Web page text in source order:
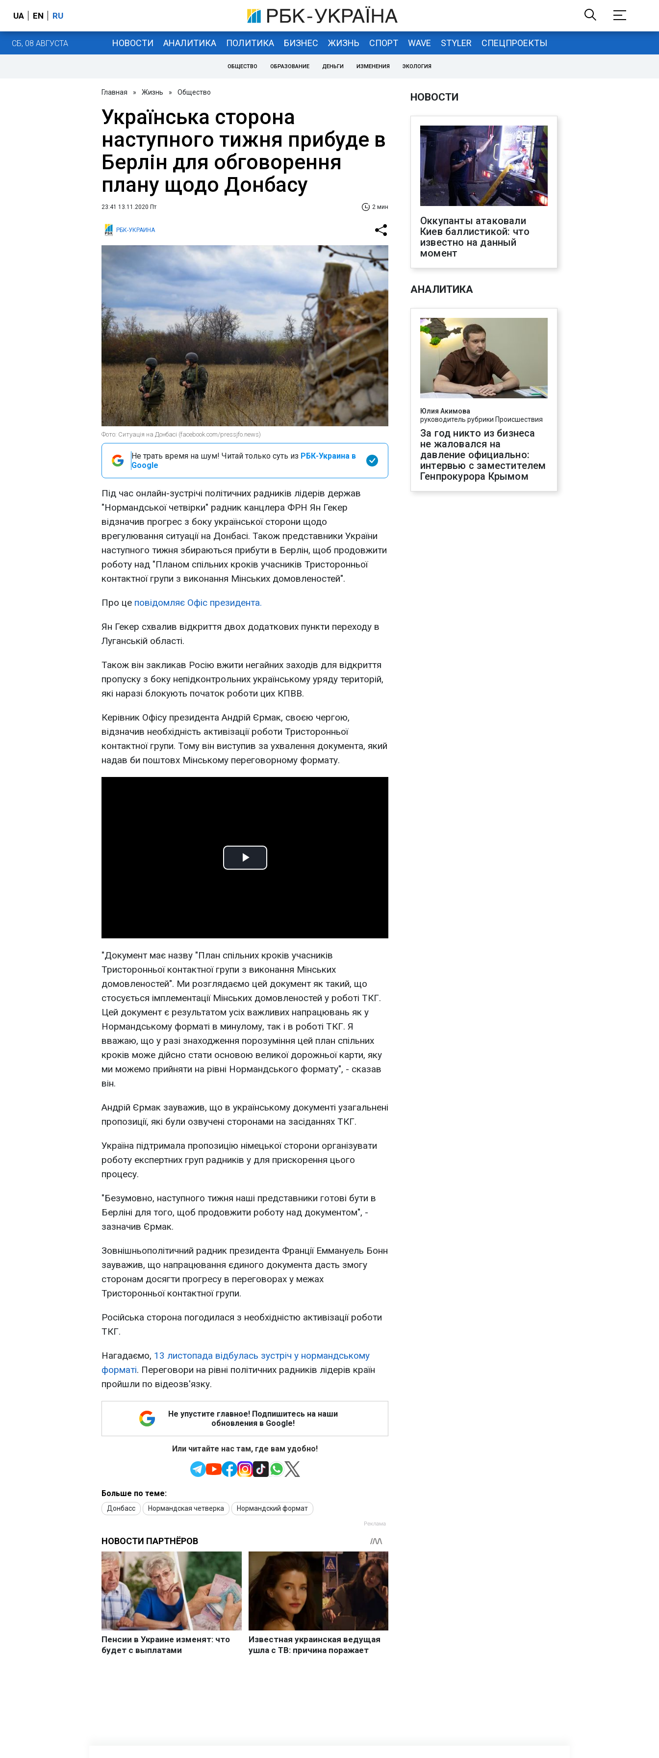
UA EN RU
СБ, 08 АВГУСТА НОВОСТИ АНАЛИТИКА ПОЛИТИКА БИЗНЕС ЖИЗНЬ СПОРТ WAVE STYLER СПЕЦПРОЕКТЫ
ОБЩЕСТВО ОБРАЗОВАНИЕ ДЕНЬГИ ИЗМЕНЕНИЯ ЭКОЛОГИЯ
Главная » Жизнь » Общество
Українська сторона
наступного тижня прибуде в
Берлін для обговорення
плану щодо Донбасу
23:41 13.11.2020 Пт 2 мин
РБК-УКРАИНА
Фото: Ситуація на Донбасі (facebook.com/pressjfo.news)
Не трать время на шум! Читай только суть из РБК-Украина в
Google
Під час онлайн-зустрічі політичних радників лідерів держав
"Нормандської четвірки" радник канцлера ФРН Ян Гекер
відзначив прогрес з боку української сторони щодо
врегулювання ситуації на Донбасі. Також представники України
наступного тижня збираються прибути в Берлін, щоб продовжити
роботу над "Планом спільних кроків учасників Тристоронньої
контактної групи з виконання Мінських домовленостей".
Про це повідомляє Офіс президента.
Ян Гекер схвалив відкриття двох додаткових пункти переходу в
Луганській області.
Також він закликав Росію вжити негайних заходів для відкриття
пропуску з боку непідконтрольних українському уряду територій,
які наразі блокують початок роботи цих КПВВ.
Керівник Офісу президента Андрій Єрмак, своєю чергою,
відзначив необхідність активізації роботи Тристоронньої
контактної групи. Тому він виступив за ухвалення документа, який
надав би поштовх Мінському переговорному формату.
Play
"Документ має назву "План спільних кроків учасників
Тристоронньої контактної групи з виконання Мінських
домовленостей". Ми розглядаємо цей документ як такий, що
стосується імплементації Мінських домовленостей у роботі ТКГ.
Цей документ є результатом усіх важливих напрацювань як у
Нормандському форматі в минулому, так і в роботі ТКГ. Я
вважаю, що у разі знаходження порозуміння цей план спільних
кроків може дійсно стати основою великої дорожньої карти, яку
ми можемо прийняти на рівні Нормандського формату", - сказав
він.
Андрій Єрмак зауважив, що в українському документі узагальнені
пропозиції, які були озвучені сторонами на засіданнях ТКГ.
Україна підтримала пропозицію німецької сторони організувати
роботу експертних груп радників у для прискорення цього
процесу.
"Безумовно, наступного тижня наші представники готові бути в
Берліні для того, щоб продовжити роботу над документом", -
зазначив Єрмак.
Зовнішньополітичний радник президента Франції Еммануель Бонн
зауважив, що напрацювання єдиного документа дасть змогу
сторонам досягти прогресу в переговорах у межах
Тристоронньої контактної групи.
Російська сторона погодилася з необхідністю активізації роботи
ТКГ.
Нагадаємо, 13 листопада відбулась зустріч у нормандському
форматі. Переговори на рівні політичних радників лідерів країн
пройшли по відеозв'язку.
Не упустите главное! Подпишитесь на наши
обновления в Google!
Или читайте нас там, где вам удобно!
Больше по теме:
Донбасс Нормандская четверка Нормандский формат
НОВОСТИ
Оккупанты атаковали
Киев баллистикой: что
известно на данный
момент
АНАЛИТИКА
Юлия Акимова
руководитель рубрики Происшествия
За год никто из бизнеса
не жаловался на
давление официально:
интервью с заместителем
Генпрокурора Крымом